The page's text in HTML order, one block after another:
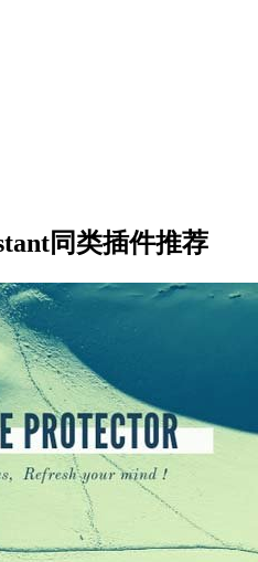
同类插件推荐